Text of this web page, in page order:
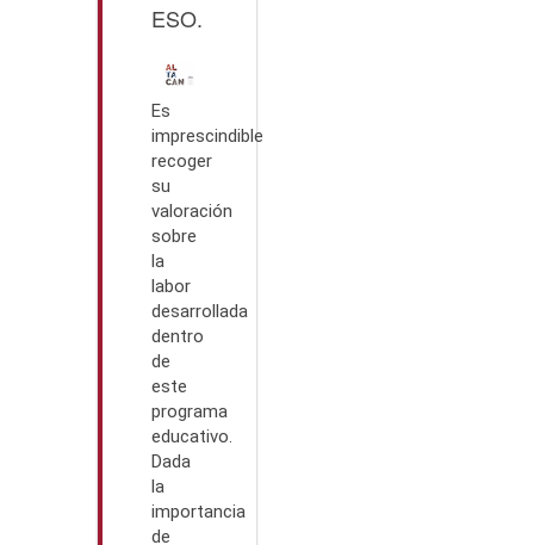
ESO.
Es
imprescindible
recoger
su
valoración
sobre
la
labor
desarrollada
dentro
de
este
programa
educativo.
Dada
la
importancia
de